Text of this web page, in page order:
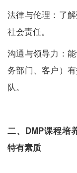
法律与伦理：了
社会责任。
沟通与领导力：
务部门、客户）
队。
二、DMP课程培
特有素质